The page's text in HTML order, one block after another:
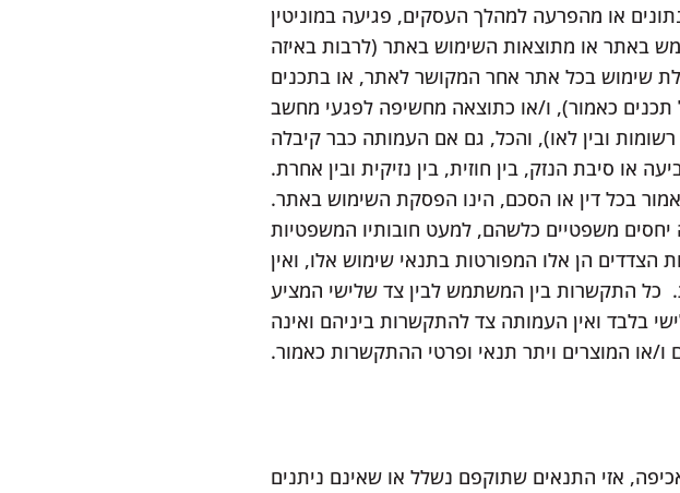
או מהפרעה למהלך העסקים, פגיעה במוניטין
באתר או מתוצאות השימוש באתר (לרבות באיזה
שימוש בכל אתר אחר המקושר לאתר, או בתכנים
כאמור), ו/או כתוצאה מחשיפה לפגעי מחשב
רשומות ובין לאו), והכל, גם אם העמותה כבר קיבלה
סיבת הנזק, בין חוזית, בין נזיקית ובין אחרת.
בכל דין או הסכם, הינו הפסקת השימוש באתר.
יחסים משפטיים כלשהם, למעט חובותיו המשפטיות
הן אלו המפורטות בתנאי שימוש אלו, ואין
כל התקשרות בין המשתמש לבין צד שלישי המציע
בלבד ואין העמותה צד להתקשרות ביניהם ואינה
ו/או המוצרים ויתר תנאי ופרטי ההתקשרות כאמור.
אזי התנאים שתוקפם נשלל או שאינם ניתנים